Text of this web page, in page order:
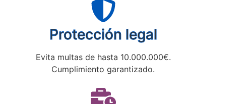
Protección legal
Evita multas de hasta 10.000.000€.
Cumplimiento garantizado.